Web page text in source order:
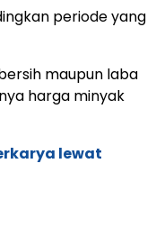
periode yang
maupun laba
harga minyak
lewat